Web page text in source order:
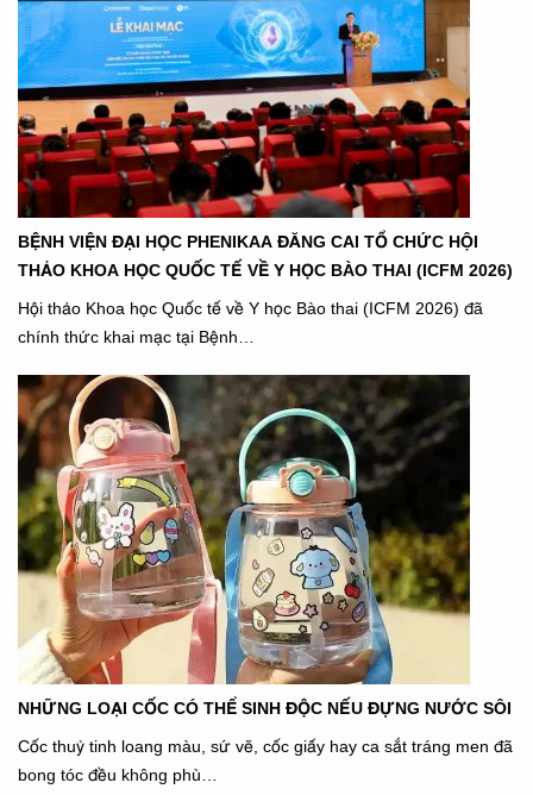
BỆNH VIỆN ĐẠI HỌC PHENIKAA ĐĂNG CAI TỔ CHỨC HỘI
THẢO KHOA HỌC QUỐC TẾ VỀ Y HỌC BÀO THAI (ICFM 2026)
Hội thảo Khoa học Quốc tế về Y học Bào thai (ICFM 2026) đã
chính thức khai mạc tại Bệnh…
NHỮNG LOẠI CỐC CÓ THỂ SINH ĐỘC NẾU ĐỰNG NƯỚC SÔI
Cốc thuỷ tinh loang màu, sứ vẽ, cốc giấy hay ca sắt tráng men đã
bong tóc đều không phù…